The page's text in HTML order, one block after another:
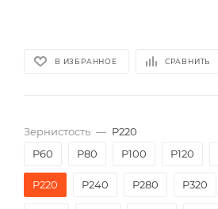
В ИЗБРАННОЕ СРАВНИТЬ
Зернистость — P220
P60
P80 P100 P120
P220 P240 P280 P320